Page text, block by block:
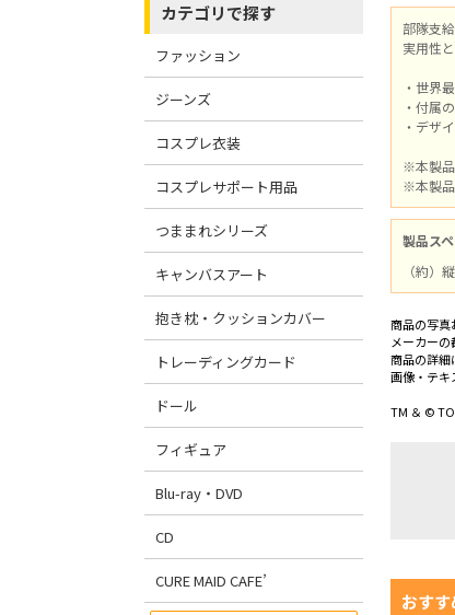
カテゴリで探す
ファッション
ジーンズ
コスプレ衣装
コスプレサポート用品
つままれシリーズ
キャンバスアート
抱き枕・クッションカバー
トレーディングカード
ドール
フィギュア
Blu-ray・DVD
CD
CURE MAID CAFE’
部隊支
実用性
・世界
・付属
・デザ
※本製品
※本製品
製品ス
（約）
商品の写真
メーカー
商品の詳細
画像・テキ
TM ＆ ©
おす